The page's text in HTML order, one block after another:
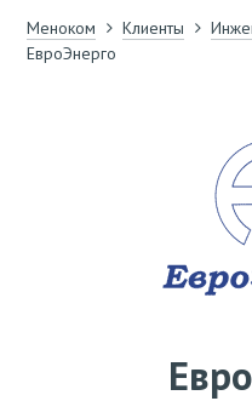
Меноком Клиенты
ЕвроЭнерго